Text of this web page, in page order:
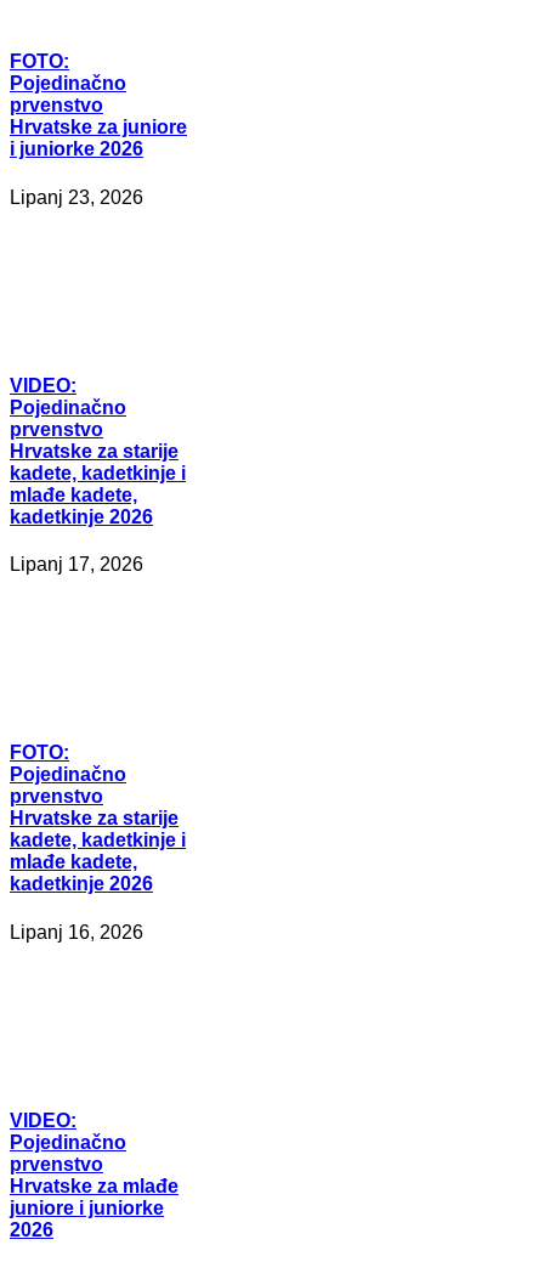
FOTO:
Pojedinačno
prvenstvo
Hrvatske za juniore
i juniorke 2026
Lipanj 23, 2026
VIDEO:
Pojedinačno
prvenstvo
Hrvatske za starije
kadete, kadetkinje i
mlađe kadete,
kadetkinje 2026
Lipanj 17, 2026
FOTO:
Pojedinačno
prvenstvo
Hrvatske za starije
kadete, kadetkinje i
mlađe kadete,
kadetkinje 2026
Lipanj 16, 2026
VIDEO:
Pojedinačno
prvenstvo
Hrvatske za mlađe
juniore i juniorke
2026